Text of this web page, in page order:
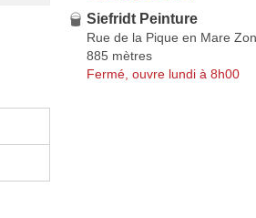
Siefridt Peinture
Rue de la Pique en Mare
885 mètres
Fermé, ouvre lundi à 8h00